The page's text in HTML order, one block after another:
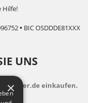
Hilfe!
• BIC OSDDDE81XXX
UNS
einkaufen.
×